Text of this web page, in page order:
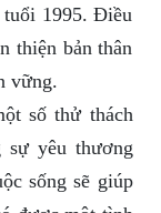
tuổi 1995. Điều
thiện bản thân
vững.
số thử thách
sự yêu thương
sống sẽ giúp